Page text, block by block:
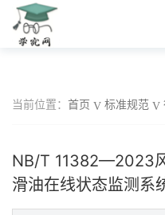
当前位置： 首页 标准规范
NB/T 11382—2023
滑油在线状态监测系